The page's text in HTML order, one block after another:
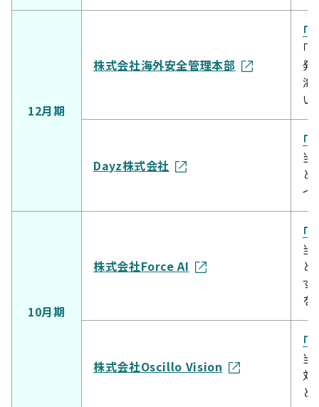
12月期
株式会社海外安全管理本部
「
「
発
海
い
Dayz株式会社
「
当
と
イ
10月期
株式会社Force AI
「
当
と
す
を
株式会社Oscillo Vision
「
当
対
と